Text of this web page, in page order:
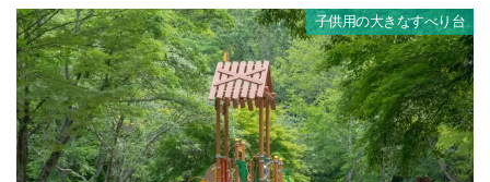
子供用の大きなすべり台